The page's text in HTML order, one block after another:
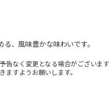
、風味豊かな味わいです。
なく変更となる場合がございま
ますようお願いします。